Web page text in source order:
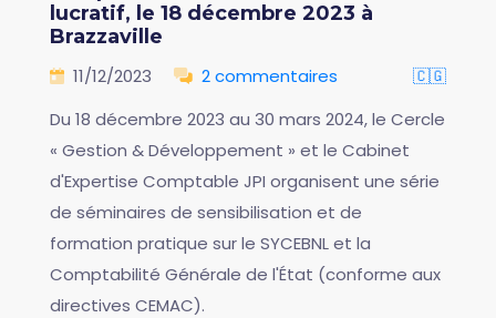
lucratif, le 18 décembre 2023 à
Brazzaville
11/12/2023 2 commentaires
🇨🇬
Du 18 décembre 2023 au 30 mars 2024, le Cercle
« Gestion & Développement » et le Cabinet
d'Expertise Comptable JPI organisent une série
de séminaires de sensibilisation et de
formation pratique sur le SYCEBNL et la
Comptabilité Générale de l'État (conforme aux
directives CEMAC).